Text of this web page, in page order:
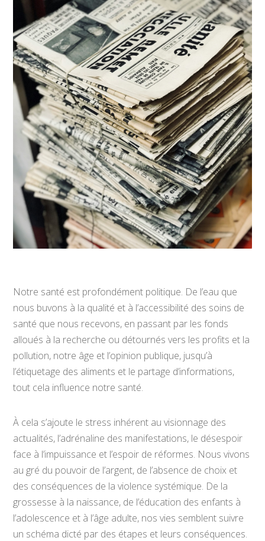
Notre santé est profondément politique. De l’eau que
nous buvons à la qualité et à l’accessibilité des soins de
santé que nous recevons, en passant par les fonds
alloués à la recherche ou détournés vers les profits et la
pollution, notre âge et l’opinion publique, jusqu’à
l’étiquetage des aliments et le partage d’informations,
tout cela influence notre santé.
À cela s’ajoute le stress inhérent au visionnage des
actualités, l’adrénaline des manifestations, le désespoir
face à l’impuissance et l’espoir de réformes. Nous vivons
au gré du pouvoir de l’argent, de l’absence de choix et
des conséquences de la violence systémique. De la
grossesse à la naissance, de l’éducation des enfants à
l’adolescence et à l’âge adulte, nos vies semblent suivre
un schéma dicté par des étapes et leurs conséquences.